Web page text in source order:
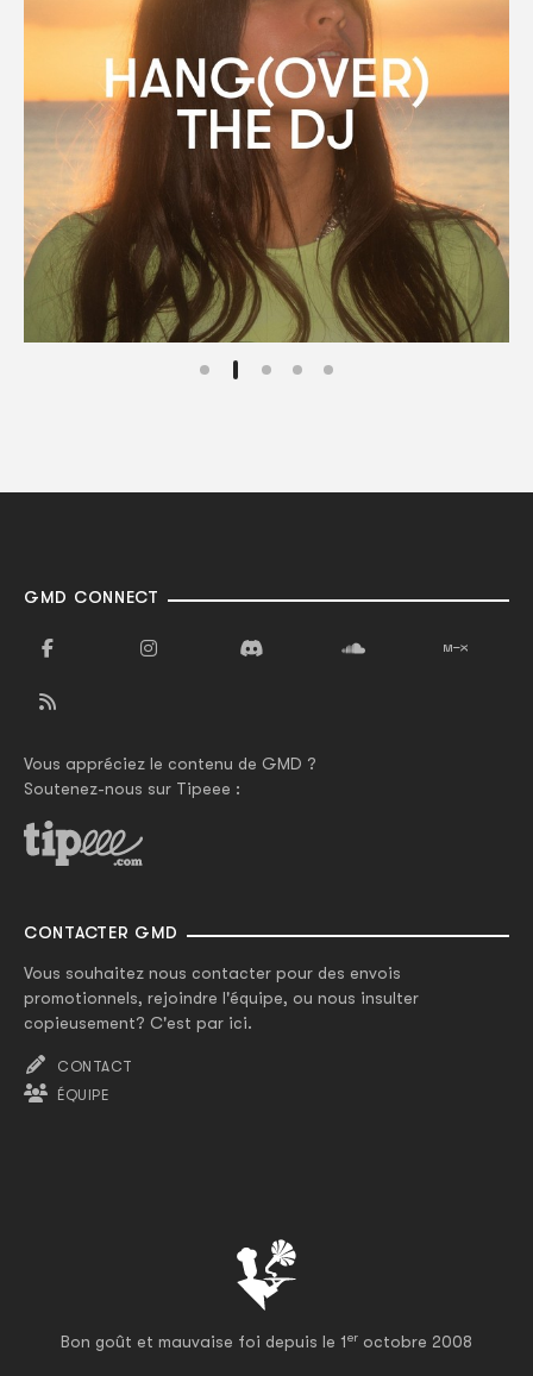
Bon goût et mauvaise foi depuis le 1er octobre 2008
GMD CONNECT
Vous appréciez le contenu de GMD ?
Soutenez-nous sur Tipeee :
CONTACTER GMD
Vous souhaitez nous contacter pour des envois
promotionnels, rejoindre l'équipe, ou nous insulter
copieusement? C'est par ici.
CONTACT
ÉQUIPE